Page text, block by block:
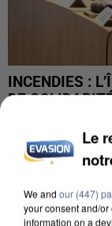
INCENDIES :
DE
Le
We and our (447)
your consent and/
information on a